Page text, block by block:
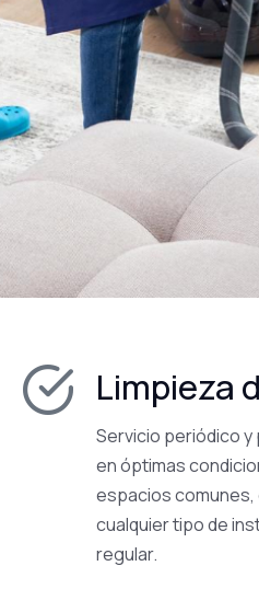
Limpieza
Servicio periódico
en óptimas
espacios
cualquier tipo de
regular.